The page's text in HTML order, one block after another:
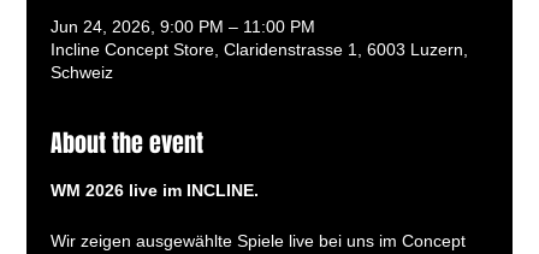
Jun 24, 2026, 9:00 PM – 11:00 PM
Incline Concept Store, Claridenstrasse 1, 6003 Luzern,
Schweiz
About the event
WM 2026 live im INCLINE.
Wir zeigen ausgewählte Spiele live bei uns im Concept